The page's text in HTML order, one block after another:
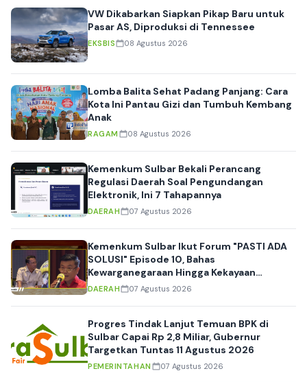
VW Dikabarkan Siapkan Pikap Baru untuk
Pasar AS, Diproduksi di Tennessee
EKSBIS 08 Agustus 2026
Lomba Balita Sehat Padang Panjang: Cara
Kota Ini Pantau Gizi dan Tumbuh Kembang
Anak
RAGAM 08 Agustus 2026
Kemenkum Sulbar Bekali Perancang
Regulasi Daerah Soal Pengundangan
Elektronik, Ini 7 Tahapannya
DAERAH 07 Agustus 2026
Kemenkum Sulbar Ikut Forum "PASTI ADA
SOLUSI" Episode 10, Bahas
Kewarganegaraan Hingga Kekayaan
Intelektual
DAERAH 07 Agustus 2026
Progres Tindak Lanjut Temuan BPK di
Sulbar Capai Rp 2,8 Miliar, Gubernur
Targetkan Tuntas 11 Agustus 2026
PEMERINTAHAN 07 Agustus 2026